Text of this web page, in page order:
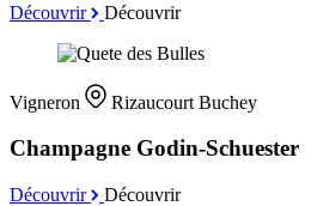
Découvrir Découvrir
Vigneron Rizaucourt Buchey
Champagne Godin-Schuester
Découvrir Découvrir